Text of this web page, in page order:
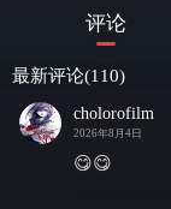
评论
最新评论(110)
cholorofilm
2026年8月4日
😋😋